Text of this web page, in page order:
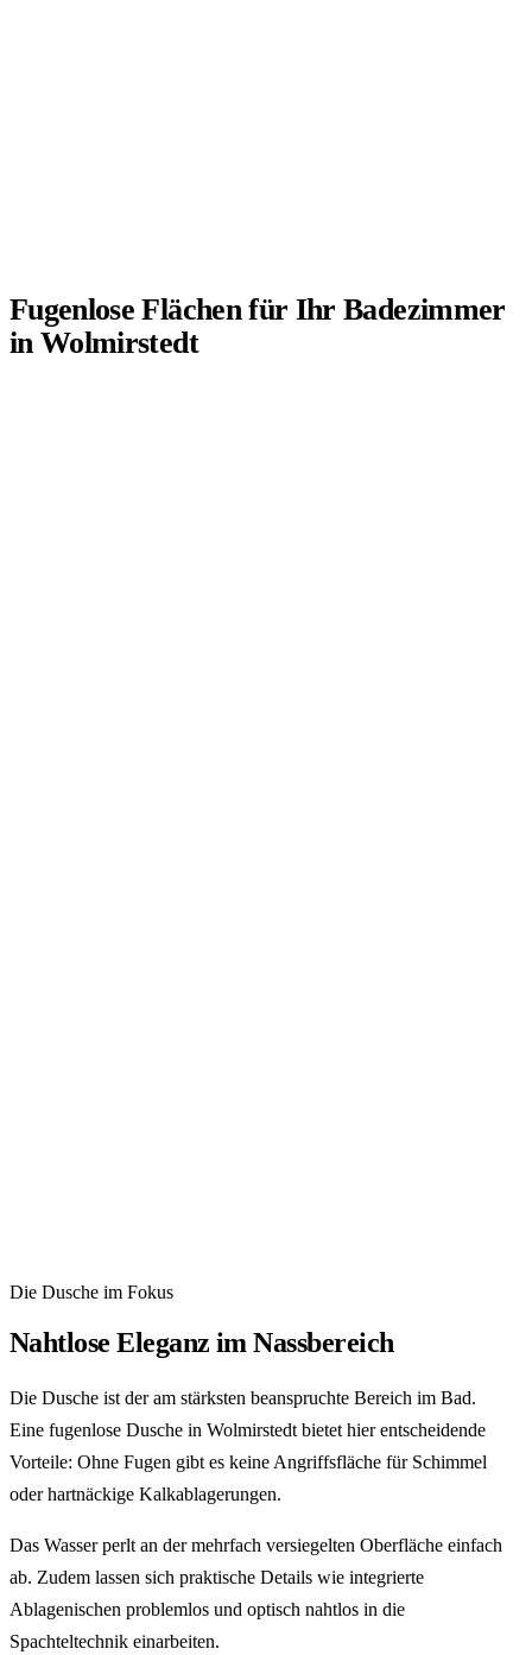
Fugenlose Flächen für Ihr Badezimmer
in Wolmirstedt
zuverlässig ab und macht die Pflege besonders einfach.
Die Dusche im Fokus
Nahtlose Eleganz im Nassbereich
Die Dusche ist der am stärksten beanspruchte Bereich im Bad.
Eine fugenlose Dusche in Wolmirstedt bietet hier entscheidende
Vorteile: Ohne Fugen gibt es keine Angriffsfläche für Schimmel
oder hartnäckige Kalkablagerungen.
Das Wasser perlt an der mehrfach versiegelten Oberfläche einfach
ab. Zudem lassen sich praktische Details wie integrierte
Ablagenischen problemlos und optisch nahtlos in die
Spachteltechnik einarbeiten.